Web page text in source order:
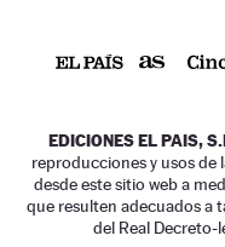
EDICIONES EL PAIS,
reproducciones y usos de
desde este sitio web a
que resulten adecuados a
del Real Decreto-